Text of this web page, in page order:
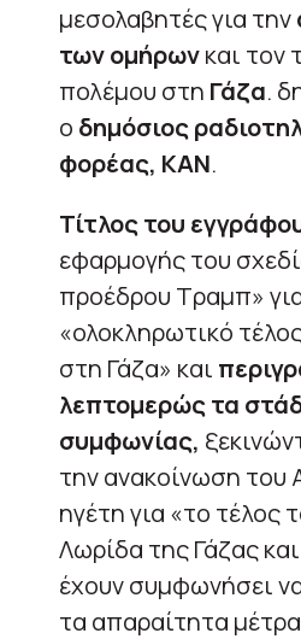
μεσολαβητές για την
των ομήρωνκαι τον
πολέμου στη Γάζα.
ο δημόσιος
φορέας, ΚΑΝ.
Τίτλος του
εφαρμογής του
προέδρου Τραμπ»
«ολοκληρωτικό
στη Γάζα» και
λεπτομερώς τα
συμφωνίας,
την ανακοίνωση του
ηγέτη για «το τέλος
Λωρίδα της Γάζας
έχουν συμφωνήσει
τα απαραίτητα